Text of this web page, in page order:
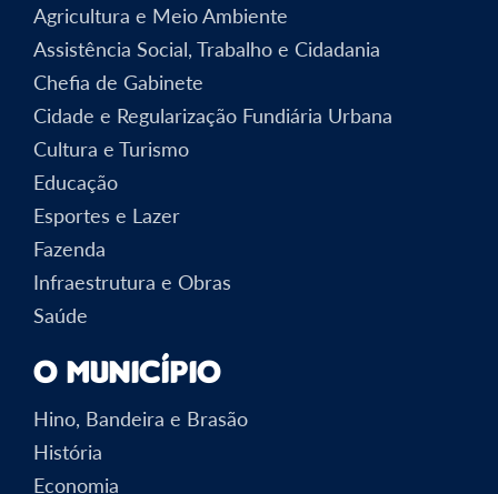
Agricultura e Meio Ambiente
Assistência Social, Trabalho e Cidadania
Chefia de Gabinete
Cidade e Regularização Fundiária Urbana
Cultura e Turismo
Educação
Esportes e Lazer
Fazenda
Infraestrutura e Obras
Saúde
O Município
Hino, Bandeira e Brasão
História
Economia